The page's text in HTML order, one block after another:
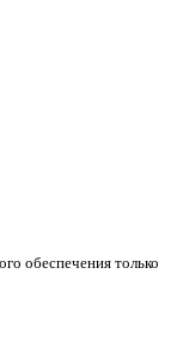
обеспечения только